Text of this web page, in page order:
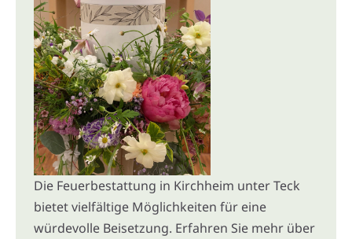
Die Feuerbestattung in Kirchheim unter Teck
bietet vielfältige Möglichkeiten für eine
würdevolle Beisetzung. Erfahren Sie mehr über